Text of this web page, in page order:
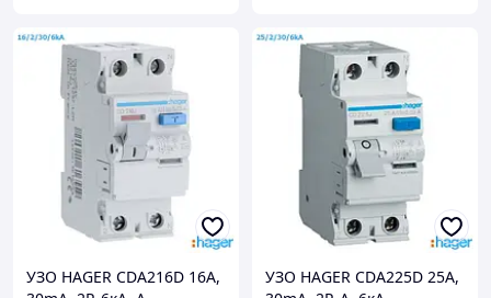
УЗО HAGER CDA216D 16А,
УЗО HAGER CDA225D 25А,